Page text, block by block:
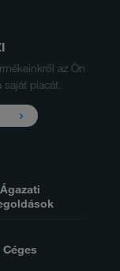
az Ön
piacát.
Ágazati
Céges